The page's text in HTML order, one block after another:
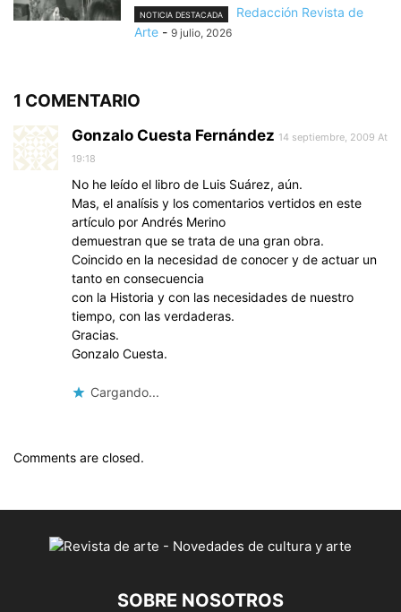
NOTICIA DESTACADA
Redacción Revista de
Arte - 9 julio, 2026
1 COMENTARIO
Gonzalo Cuesta Fernández 14 septiembre, 2009 At
19:18
No he leído el libro de Luis Suárez, aún.
Mas, el analísis y los comentarios vertidos en este
artículo por Andrés Merino
demuestran que se trata de una gran obra.
Coincido en la necesidad de conocer y de actuar un
tanto en consecuencia
con la Historia y con las necesidades de nuestro
tiempo, con las verdaderas.
Gracias.
Gonzalo Cuesta.
Cargando...
Comments are closed.
SOBRE NOSOTROS